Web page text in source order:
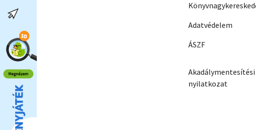
Adatvédelem
ÁSZF
Akadálymentesítési
nyilatkozat